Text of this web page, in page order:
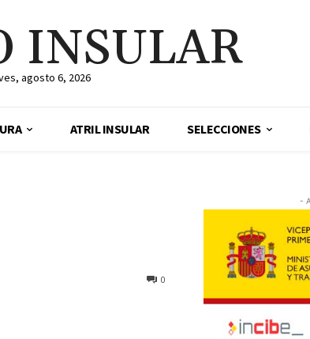
INSULAR
agosto 6, 2026
ATRIL INSULAR SELECCIONES
0
-